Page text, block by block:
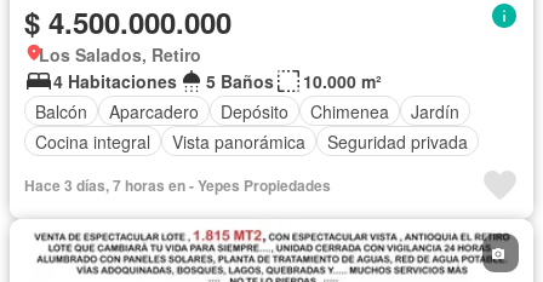
$ 4.500.000.000
Los Salados, Retiro
4 Habitaciones
5 Baños
10.000 m²
Balcón
Aparcadero Depósito Chimenea
Jardín
Cocina integral
Vista panorámica Seguridad privada
Hace 3 días, 7 horas en - Yepes Propiedades